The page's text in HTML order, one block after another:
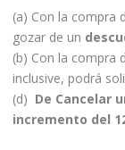
(a) Con la compra
gozar de un
(b) Con la compra
inclusive, podrá
(d) De Cancelar
incremento del